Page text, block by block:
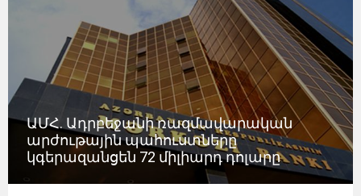
ԱՄՀ. Ադրբեջանի ռազմավարական
արժութային պահուստները
կգերազանցեն 72 միլիարդ դոլարը